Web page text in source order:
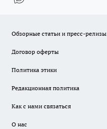
Обзорные статьи и пресс-релизы
Договор оферты
Политика этики
Редакционная политика
Как с нами связаться
О нас